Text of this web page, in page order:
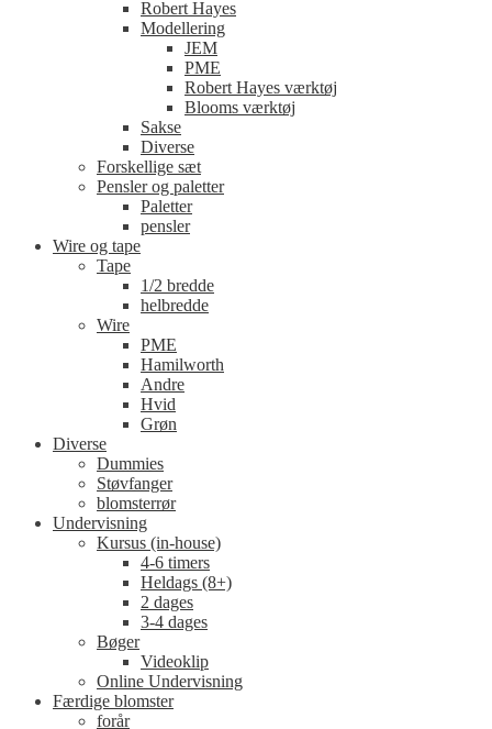
Robert Hayes
Modellering
JEM
PME
Robert Hayes værktøj
Blooms værktøj
Sakse
Diverse
Forskellige sæt
Pensler og paletter
Paletter
pensler
Wire og tape
Tape
1/2 bredde
helbredde
Wire
PME
Hamilworth
Andre
Hvid
Grøn
Diverse
Dummies
Støvfanger
blomsterrør
Undervisning
Kursus (in-house)
4-6 timers
Heldags (8+)
2 dages
3-4 dages
Bøger
Videoklip
Online Undervisning
Færdige blomster
forår